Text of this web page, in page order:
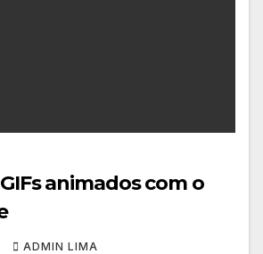
animados com o
ADMIN LIMA